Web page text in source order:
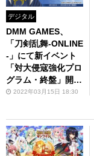
デジタル
DMM GAMES、
「刀剣乱舞-ONLINE
-」にて新イベント
「対大侵寇強化プロ
グラム・終盤」開
催！2022年03月15日 18:30